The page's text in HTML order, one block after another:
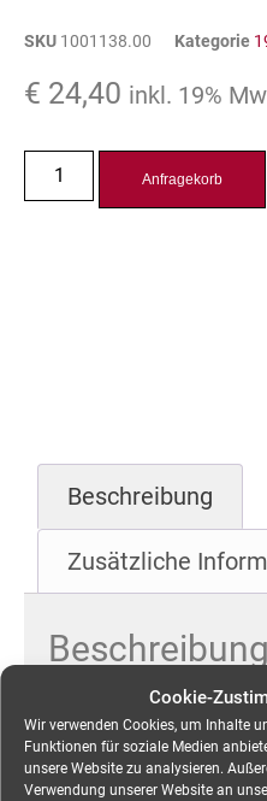
Cookie-
Wir verwenden Cookies, um Inhalte
Funktionen für soziale Medien
unsere Website zu analysieren.
Verwendung unserer Website an
SKU 1001138.00 Kategorie
€ 24,40 inkl. 19%
Anfragekorb
Beschreibung
Zusätzliche
Beschreibung